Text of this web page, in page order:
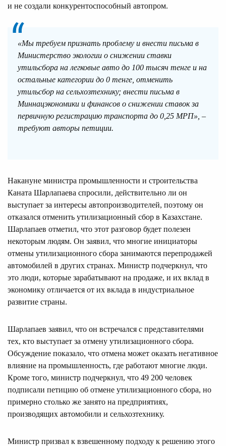
и не создали конкурентоспособный автопром.
«Мы требуем признать проблему и внести письма в
Министерство экологии о снижении ставки
утильсбора на легковые авто до 100 тысяч тенге и на
остальные категории до 0 тенге, отменить
утильсбор на сельхозтехнику; внести письма в
Миннацэкономики и финансов о снижении ставок за
первичную регистрацию транспорта до 0,25 МРП», –
требуют авторы петиции.
Накануне министра промышленности и строительства
Каната Шарлапаева спросили, действительно ли он
выступает за интересы автопроизводителей, поэтому он
отказался отменить утилизационный сбор в Казахстане.
Шарлапаев отметил, что этот разговор будет полезен
некоторым людям. Он заявил, что многие инициаторы
отмены утилизационного сбора занимаются перепродажей
автомобилей в других странах. Министр подчеркнул, что
это люди, которые зарабатывают на продаже, и их вклад в
экономику отличается от их вклада в индустриальное
развитие страны.
Шарлапаев заявил, что он встречался с представителями
тех, кто выступает за отмену утилизационного сбора.
Обсуждение показало, что отмена может оказать негативное
влияние на промышленность, где работают многие люди.
Кроме того, министр подчеркнул, что 49 200 человек
подписали петицию об отмене утилизационного сбора, но
примерно столько же занято на предприятиях,
производящих автомобили и сельхозтехнику.
Министр призвал к взвешенному подходу к решению этого